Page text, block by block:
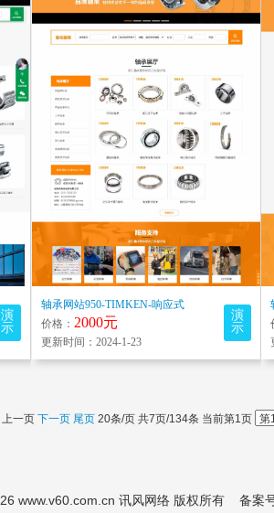
演
示
轴承网站950-TIMKEN-响应式
价格： 2000元
更新时间：2024-1-23
演
示
一页 下一页 尾页20条/页 共7页/134条 当前第1页
www.v60.com.cn 讯风网络 版权所有 备案